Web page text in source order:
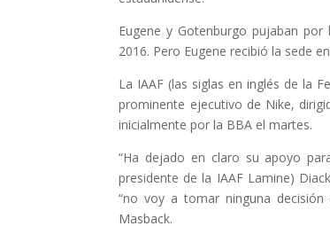
Eugene y Gotenburgo pujaban
2016. Pero Eugene recibió la sede
La IAAF (las siglas en inglés de la
prominente ejecutivo de Nike,
inicialmente por la BBA el martes.
“Ha dejado en claro su apoyo
presidente de la IAAF Lamine)
“no voy a tomar ninguna
Masback.